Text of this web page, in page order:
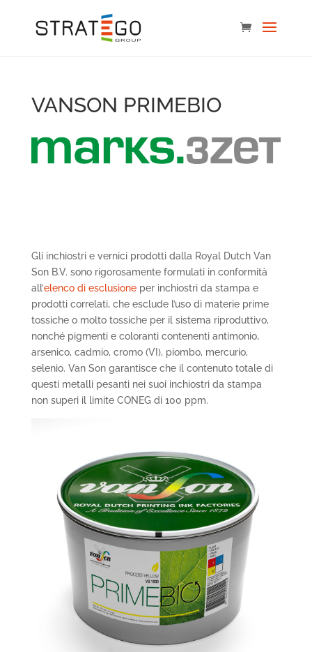
VANSON PRIMEBIO
Gli inchiostri e vernici prodotti dalla Royal Dutch Van
Son B.V. sono rigorosamente formulati in conformità
all’elenco di esclusioneper inchiostri da stampa e
prodotti correlati, che esclude l’uso di materie prime
tossiche o molto tossiche per il sistema riproduttivo,
nonché pigmenti e coloranti contenenti antimonio,
arsenico, cadmio, cromo (VI), piombo, mercurio,
selenio. Van Son garantisce che il contenuto totale di
questi metalli pesanti nei suoi inchiostri da stampa
non superi il limite CONEG di 100 ppm.